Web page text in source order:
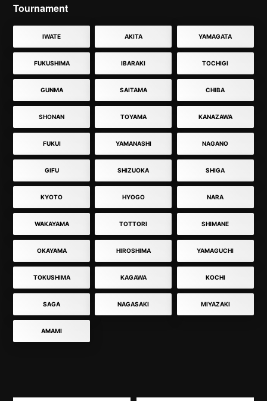
Tournament
IWATE AKITA YAMAGATA
FUKUSHIMA IBARAKI TOCHIGI
GUNMA SAITAMA CHIBA
SHONAN TOYAMA KANAZAWA
FUKUI YAMANASHI NAGANO
GIFU SHIZUOKA SHIGA
KYOTO HYOGO NARA
WAKAYAMA TOTTORI SHIMANE
OKAYAMA HIROSHIMA YAMAGUCHI
TOKUSHIMA KAGAWA KOCHI
SAGA NAGASAKI MIYAZAKI
AMAMI